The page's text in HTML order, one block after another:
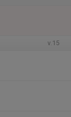
v.15